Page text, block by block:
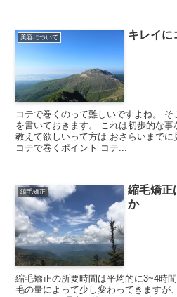
美容について キレイに
コテで巻くのって難しいですよね。
を書いておきます。 これは初歩的な
教えて欲しいって方は おさらいまで
コテで巻くポイント コテ...
縮毛矯正
縮毛矯正
か
縮毛矯正の所要時間は平均的に3~4時
毛の量によって少し変わってきますが